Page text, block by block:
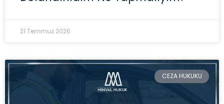
21 Temmuz 2026
CEZA HUKUKU